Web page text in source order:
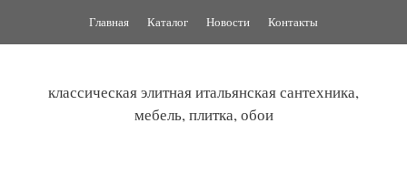
Главная Каталог Новости Контакты
классическая элитная итальянская сантехника,
мебель, плитка, обои